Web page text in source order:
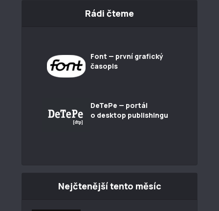
Rádi čteme
Font — první grafický
časopis
DeTePe — portál
o desktop publishingu
Nejčtenější tento měsíc